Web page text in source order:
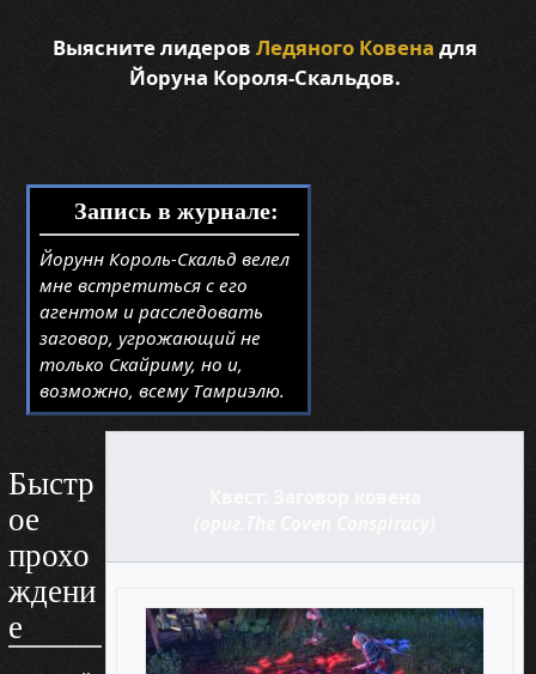
Выясните лидеровЛедяного Ковена для
Йоруна Короля-Скальдов.
Запись в журнале:
Йорунн Король-Скальд велел
мне встретиться с его
агентом и расследовать
заговор, угрожающий не
только Скайриму, но и,
возможно, всему Тамриэлю.
Быстр
ое
прохо
ждени
е